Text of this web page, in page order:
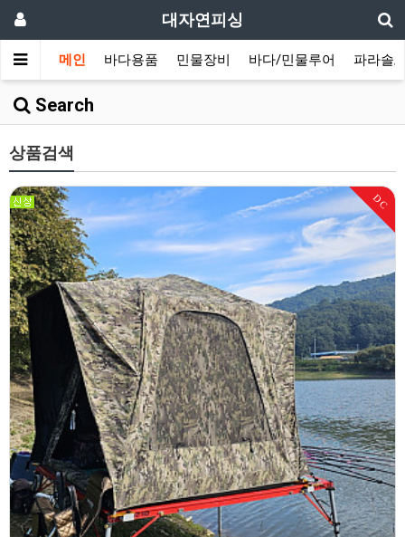
대자연피싱
메인 바다용품 민물장비 바다/민물루어 파라솔/
Search
상품검색
DC